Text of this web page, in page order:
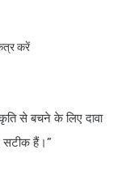
करें
से बचने के लिए दावा
सटीक हैं।”